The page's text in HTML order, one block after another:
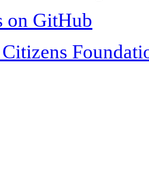
on GitHub